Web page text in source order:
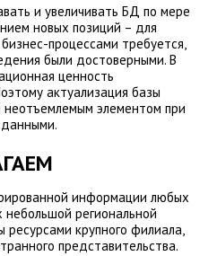
и увеличивать БД по мере
новых позиций – для
процессами требуется,
были достоверными. В
ценность
актуализация базы
неотъемлемым элементом при
информации любых
региональной
крупного филиала,
представительства.